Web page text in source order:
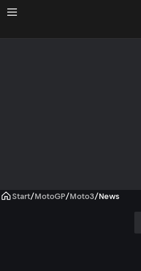
Start/MotoGP/Moto3/News